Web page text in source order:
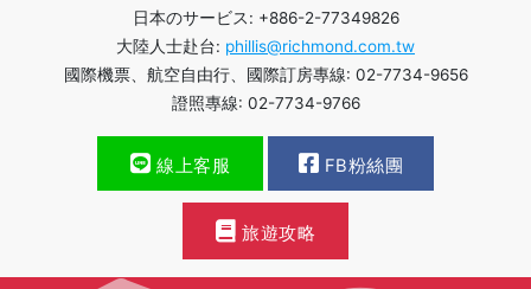
日本のサービス: +886-2-77349826
大陸人士赴台: phillis@richmond.com.tw
國際機票、航空自由行、國際訂房專線: 02-7734-9656
證照專線: 02-7734-9766
線上客服 FB粉絲團
旅遊攻略